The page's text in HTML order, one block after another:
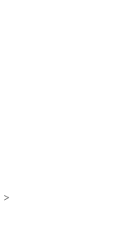
>